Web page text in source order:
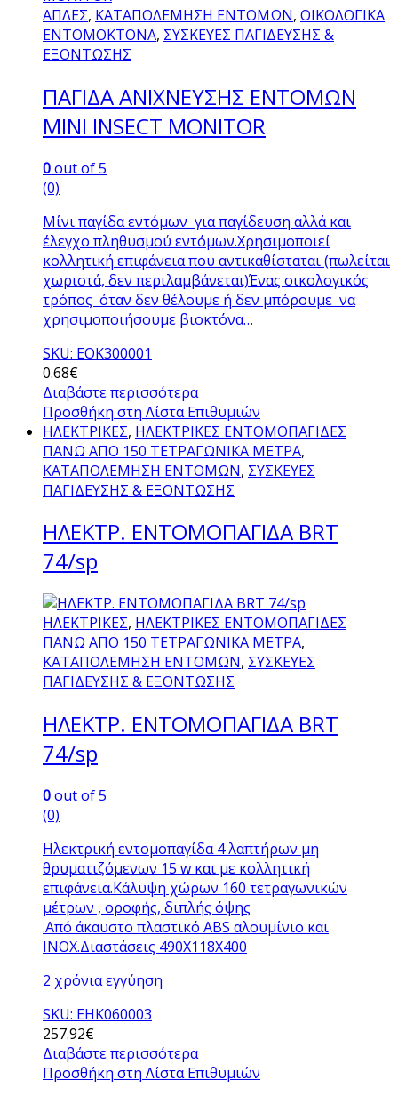
ΑΠΛΕΣ, ΚΑΤΑΠΟΛΕΜΗΣΗ ΕΝΤΟΜΩΝ, ΟΙΚΟΛΟΓΙΚΑ
ΕΝΤΟΜΟΚΤΟΝΑ, ΣΥΣΚΕΥΕΣ ΠΑΓΙΔΕΥΣΗΣ &
ΕΞΟΝΤΩΣΗΣ
ΠΑΓΙΔΑ ΑΝΙΧΝΕΥΣΗΣ ΕΝΤΟΜΩΝ
MINI INSECT MONITOR
0out of 5
(0)
Μίνι παγίδα εντόμων για παγίδευση αλλά και
έλεγχο πληθυσμού εντόμων.Χρησιμοποιεί
κολλητική επιφάνεια που αντικαθίσταται (πωλείται
χωριστά, δεν περιλαμβάνεται)Ένας οικολογικός
τρόπος όταν δεν θέλουμε ή δεν μπόρουμε να
χρησιμοποιήσουμε βιοκτόνα…
SKU: ΕΟΚ300001
0.68€
Διαβάστε περισσότερα
Προσθήκη στη Λίστα Επιθυμιών
ΗΛΕΚΤΡΙΚΕΣ, ΗΛΕΚΤΡΙΚΕΣ ΕΝΤΟΜΟΠΑΓΙΔΕΣ
ΠΑΝΩ ΑΠΟ 150 ΤΕΤΡΑΓΩΝΙΚΑ ΜΕΤΡΑ,
ΚΑΤΑΠΟΛΕΜΗΣΗ ΕΝΤΟΜΩΝ, ΣΥΣΚΕΥΕΣ
ΠΑΓΙΔΕΥΣΗΣ & ΕΞΟΝΤΩΣΗΣ
ΗΛΕΚΤΡ. ΕΝΤΟΜΟΠΑΓΙΔΑ BRT
74/sp
ΗΛΕΚΤΡΙΚΕΣ, ΗΛΕΚΤΡΙΚΕΣ ΕΝΤΟΜΟΠΑΓΙΔΕΣ
ΠΑΝΩ ΑΠΟ 150 ΤΕΤΡΑΓΩΝΙΚΑ ΜΕΤΡΑ,
ΚΑΤΑΠΟΛΕΜΗΣΗ ΕΝΤΟΜΩΝ, ΣΥΣΚΕΥΕΣ
ΠΑΓΙΔΕΥΣΗΣ & ΕΞΟΝΤΩΣΗΣ
ΗΛΕΚΤΡ. ΕΝΤΟΜΟΠΑΓΙΔΑ BRT
74/sp
0out of 5
(0)
Ηλεκτρική εντομοπαγίδα 4 λαπτήρων μη
θρυματιζόμενων 15 w και με κολλητική
επιφάνεια.Κάλυψη χώρων 160 τετραγωνικών
μέτρων , οροφής, διπλής όψης
.Από άκαυστο πλαστικό ABS αλουμίνιο και
INOX.Διαστάσεις 490X118X400
2 χρόνια εγγύηση
SKU: ΕΗΚ060003
257.92€
Διαβάστε περισσότερα
Προσθήκη στη Λίστα Επιθυμιών